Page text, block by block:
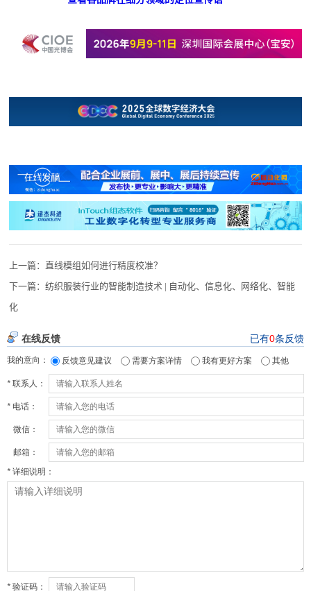
上一篇： 直线模组如何进行精度校准？
下一篇：纺织服装行业的智能制造技术 | 自动化、信息化、网络化、智能
化